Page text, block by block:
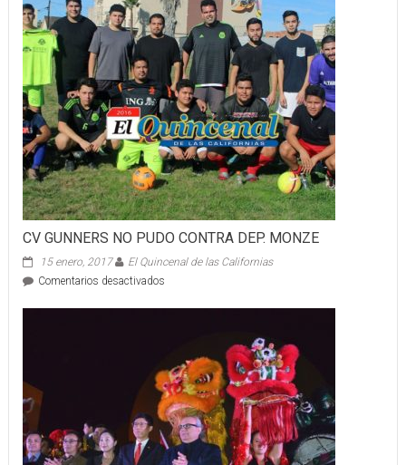
CV GUNNERS NO PUDO CONTRA DEP. MONZE
15 enero, 2017
El Quincenal de las Californias
Comentarios desactivadosen
CONTRA
DEP.
MONZE